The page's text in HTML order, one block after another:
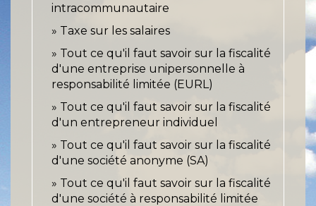
intracommunautaire
Taxe sur les salaires
Tout ce qu'il faut savoir sur la fiscalité
d'une entreprise unipersonnelle à
responsabilité limitée (EURL)
Tout ce qu'il faut savoir sur la fiscalité
d'un entrepreneur individuel
Tout ce qu'il faut savoir sur la fiscalité
d'une société anonyme (SA)
Tout ce qu'il faut savoir sur la fiscalité
d'une société à responsabilité limitée